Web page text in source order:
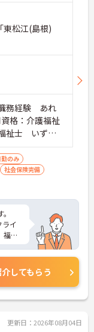
東松江(島根)
務経験 あれ
格：介護福祉
祉士 いずれ
勤のみ
社会保険完備
イ
福利
さら
だしてもらう
更新日：2026年08月04日